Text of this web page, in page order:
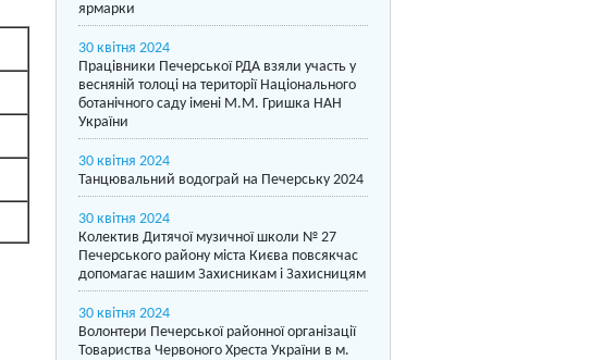
ярмарки
30 квітня 2024
Працівники Печерської РДА взяли участь у
весняній толоці на території Національного
ботанічного саду імені М.М. Гришка НАН
України
30 квітня 2024
Танцювальний водограй на Печерську 2024
30 квітня 2024
Колектив Дитячої музичної школи № 27
Печерського району міста Києва повсякчас
допомагає нашим Захисникам і Захисницям
30 квітня 2024
Волонтери Печерської районної організації
Товариства Червоного Хреста України в м.